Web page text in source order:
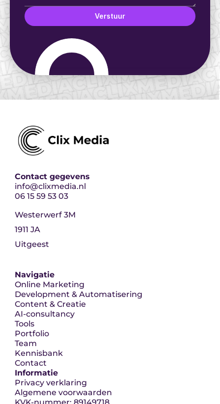
Verstuur
Contact gegevens
info@clixmedia.nl
06 15 59 53 03
Westerwerf 3M
1911 JA
Uitgeest
Navigatie
Online Marketing
Development & Automatisering
Content & Creatie
AI-consultancy
Tools
Portfolio
Team
Kennisbank
Contact
Informatie
Privacy verklaring
Algemene voorwaarden